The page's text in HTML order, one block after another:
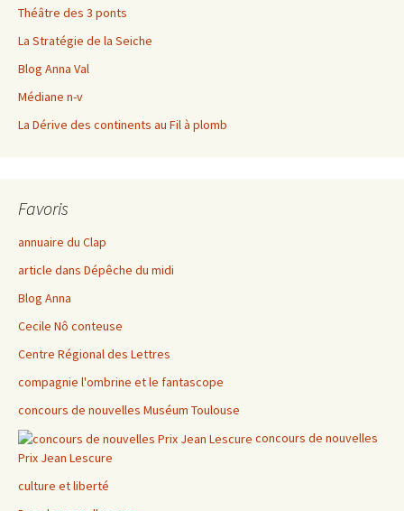
Théâtre des 3 ponts
La Stratégie de la Seiche
Blog Anna Val
Médiane n-v
La Dérive des continents au Fil à plomb
Favoris
annuaire du Clap
article dans Dépêche du midi
Blog Anna
Cecile Nô conteuse
Centre Régional des Lettres
compagnie l'ombrine et le fantascope
concours de nouvelles Muséum Toulouse
concours de nouvelles
Prix Jean Lescure
culture et liberté